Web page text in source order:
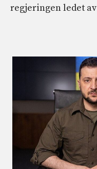
regjeringen ledet av